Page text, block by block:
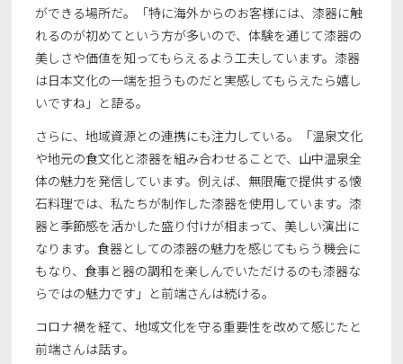
ができる場所だ。「特に海外からのお客様には、漆器に触
れるのが初めてという方が多いので、体験を通じて漆器の
美しさや価値を知ってもらえるよう工夫しています。漆器
は日本文化の一端を担うものだと実感してもらえたら嬉し
いですね」と語る。
さらに、地域資源との連携にも注力している。「温泉文化
や地元の食文化と漆器を組み合わせることで、山中温泉全
体の魅力を発信しています。例えば、無限庵で提供する懐
石料理では、私たちが制作した漆器を使用しています。漆
器と季節感を活かした盛り付けが相まって、美しい演出に
なります。食器としての漆器の魅力を感じてもらう機会に
もなり、食事と器の調和を楽しんでいただけるのも漆器な
らではの魅力です」と前端さんは続ける。
コロナ禍を経て、地域文化を守る重要性を改めて感じたと
前端さんは話す。